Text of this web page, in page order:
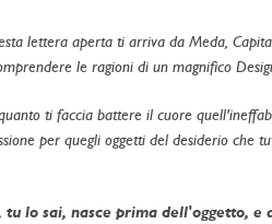
lettera aperta ti arriva da Meda,
le ragioni di un magnifico
ti faccia battere il cuore
per quegli oggetti del desiderio che
lo sai, nasce prima dell'oggetto, e